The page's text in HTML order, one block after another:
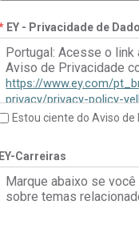
EY - Privacidade de
Portugal: Acesse o link
Aviso de Privacidade
https://www.ey.com/
privacy/privacy-policy-
Brasil: Por favor, clique
Estou ciente do Aviso de
EY-Carreiras
Marque abaixo se
sobre temas